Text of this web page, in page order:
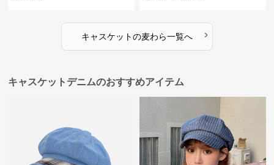
キャスケットの麦わら一覧へ ›
キャスケットデニムのおすすめアイテム